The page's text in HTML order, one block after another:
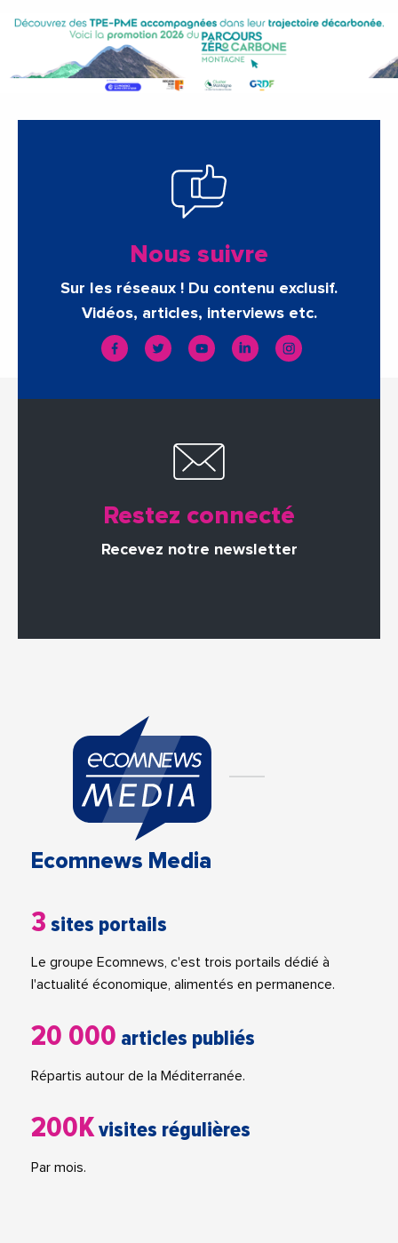
Nous suivre
Sur les réseaux ! Du contenu exclusif.
Vidéos, articles, interviews etc.
Restez connecté
Recevez notre newsletter
Ecomnews Media
3 sites portails
Le groupe Ecomnews, c'est trois portails dédié à
l'actualité économique, alimentés en permanence.
20 000 articles publiés
Répartis autour de la Méditerranée.
200Kvisites régulières
Par mois.